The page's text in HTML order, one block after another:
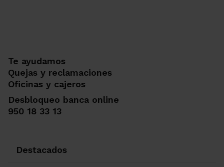
Te ayudamos
Quejas y reclamaciones
Oficinas y cajeros
Desbloqueo banca online
950 18 33 13
Destacados